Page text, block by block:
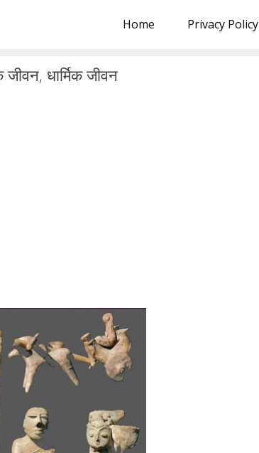
Home Privacy Policy
धार्मिक जीवन